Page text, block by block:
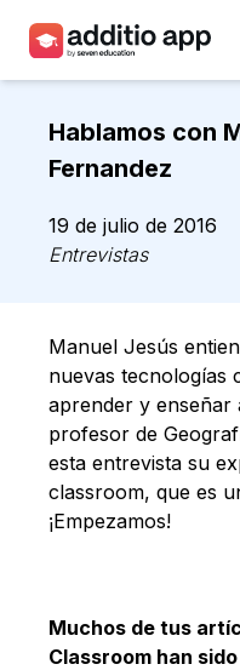
Centros
Recursos
Planes
Acceso
Hablamos con
Fernandez
19 de julio de 2016
Entrevistas
Manuel Jesús
nuevas tecnologías
aprender y enseñar
profesor de
esta entrevista su
classroom, que es
¡Empezamos!
Muchos de tus
Classroom han